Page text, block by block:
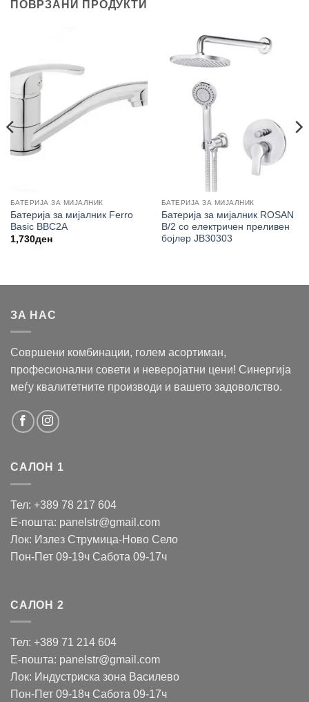
ПОВРЗАНИ ПРОДУКТИ
БАТЕРИЈА ЗА МИЈАЛНИК
Батерија за мијалник Ferro
Basic BBC2A
1,730ден
БАТЕРИЈА ЗА МИЈАЛНИК
Батерија за мијалник ROSAN
B/2 со електричен преливен
бојлер JB30303
ЗА НАС
Совршени комбинации, голем асортиман,
професионални совети и неверојатни цени! Синергија
меѓу квалитетните производи и вашето задоволство.
САЛОН 1
Тел: +389 78 217 604
Е-пошта: panelstr@gmail.com
Лок: Излез Струмица-Ново Село
Пон-Пет 09-19ч Сабота 09-17ч
САЛОН 2
Тел: +389 71 214 604
Е-пошта: panelstr@gmail.com
Лок: Индустриска зона Василево
Пон-Пет 09-18ч Сабота 09-17ч